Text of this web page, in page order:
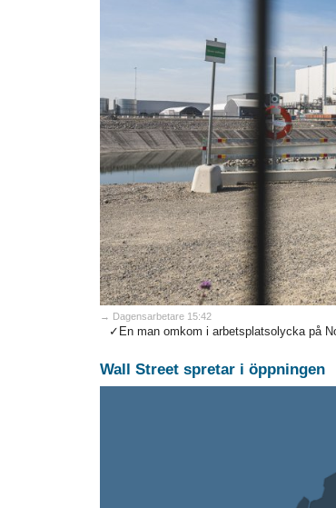
→ Dagensarbetare 15:42
✓En man omkom i arbetsplatsolycka på
Wall Street spretar i öppningen